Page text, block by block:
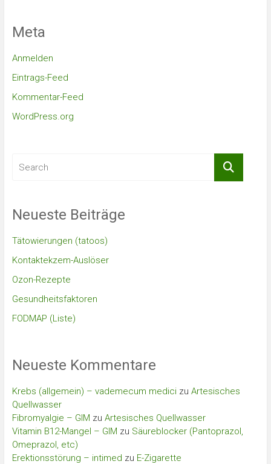
Meta
Anmelden
Eintrags-Feed
Kommentar-Feed
WordPress.org
Neueste Beiträge
Tätowierungen (tatoos)
Kontaktekzem-Auslöser
Ozon-Rezepte
Gesundheitsfaktoren
FODMAP (Liste)
Neueste Kommentare
Krebs (allgemein) – vademecum medicizu Artesisches
Quellwasser
Fibromyalgie – GIM zu Artesisches Quellwasser
Vitamin B12-Mangel – GIM zu Säureblocker (Pantoprazol,
Omeprazol, etc)
Erektionsstörung – intimed zu E-Zigarette